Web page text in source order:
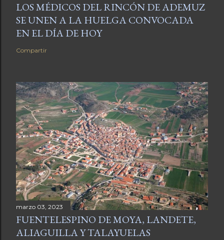
LOS MÉDICOS DEL RINCÓN DE ADEMUZ
SE UNEN A LA HUELGA CONVOCADA
EN EL DÍA DE HOY
Compartir
marzo 03, 2023
FUENTELESPINO DE MOYA, LANDETE,
ALIAGUILLA Y TALAYUELAS